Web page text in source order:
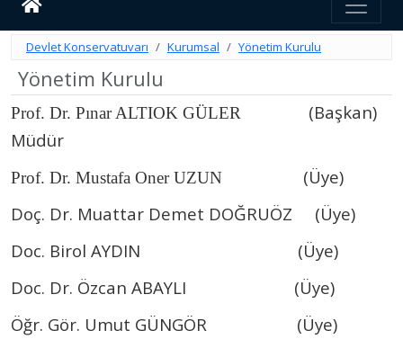
Devlet Konservatuvarı Kurumsal Yönetim Kurulu
Yönetim Kurulu
Prof. Dr. Pınar ALTIOK GÜLER
(Başkan)
Müdür
Prof. Dr. Mustafa Oner UZUN
(Üye)
Doç. Dr. Muattar Demet DOĞRUÖZ (Üye)
Doc. Birol AYDIN (Üye)
Doc. Dr. Özcan ABAYLI (Üye)
Öğr. Gör. Umut GÜNGÖR (Üye)